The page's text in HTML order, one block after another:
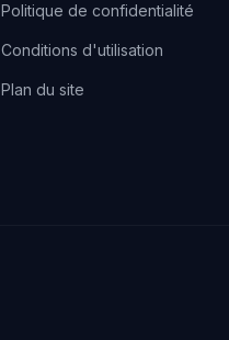
Politique de confidentialité
Conditions d'utilisation
Plan du site